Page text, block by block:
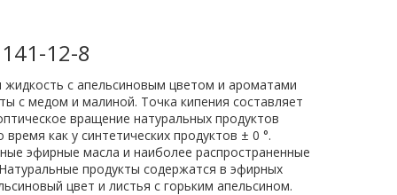
12-8
жидкость с апельсиновым цветом и ароматами
с медом и малиной. Точка кипения составляет
вращение натуральных продуктов
как у синтетических продуктов ± 0 °.
эфирные масла и наиболее распространенные
продукты содержатся в эфирных
цвет и листья с горьким апельсином.